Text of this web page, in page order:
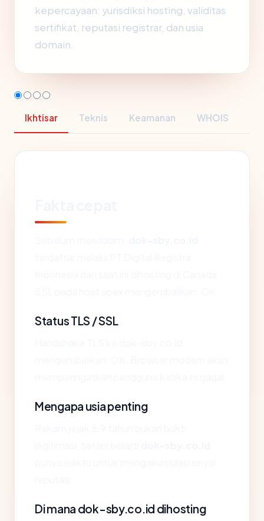
kepercayaan: yurisdiksi hosting, validitas
sertifikat, reputasi registrar, dan usia
domain.
Ikhtisar Teknis Keamanan WHOIS
Status TLS / SSL
Mengapa usia penting
Di mana dok-sby.co.id dihosting